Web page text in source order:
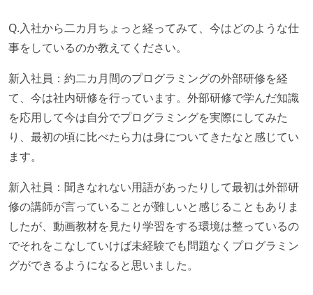
Q.入社から二カ月ちょっと経ってみて、今はどのような仕
事をしているのか教えてください。
新入社員：約二カ月間のプログラミングの外部研修を経
て、今は社内研修を行っています。外部研修で学んだ知識
を応用して今は自分でプログラミングを実際にしてみた
り、最初の頃に比べたら力は身についてきたなと感じてい
ます。
新入社員：聞きなれない用語があったりして最初は外部研
修の講師が言っていることが難しいと感じることもありま
したが、動画教材を見たり学習をする環境は整っているの
でそれをこなしていけば未経験でも問題なくプログラミン
グができるようになると思いました。